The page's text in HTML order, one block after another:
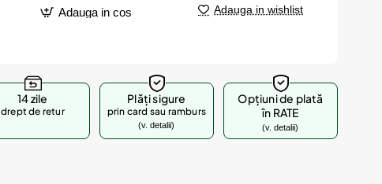
Adauga in cos Adauga in wishlist
14 zile
drept de retur
Plăți sigure
prin card sau ramburs
(v. detalii)
Opțiuni de plată
în RATE
(v. detalii)